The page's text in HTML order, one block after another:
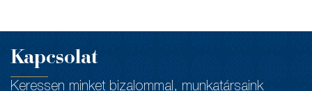
Kapcsolat
Keressen minket bizalommal, munkatársaink